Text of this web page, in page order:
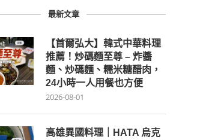
最新文章
【首爾弘大】韓式中華料理
推薦！炒碼麵至尊 – 炸醬
麵、炒碼麵、糯米糖醋肉，
24小時一人用餐也方便
2026-08-01
高雄異國料理｜HATA 烏克